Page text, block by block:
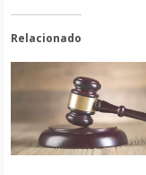
Relacionado